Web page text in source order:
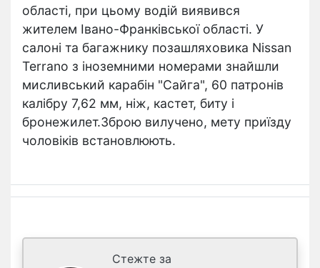
області, при цьому водій виявився
жителем Івано-Франківської області. У
салоні та багажнику позашляховика Nissan
Terrano з іноземними номерами знайшли
мисливський карабін "Сайга", 60 патронів
калібру 7,62 мм, ніж, кастет, биту і
бронежилет.Зброю вилучено, мету приїзду
чоловіків встановлюють.
Стежте за